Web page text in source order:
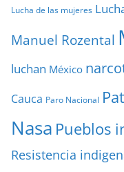
Lucha de las mujeres
Manuel Rozental
luchan México
Cauca Paro Nacional
Nasa Pueblos
Resistencia